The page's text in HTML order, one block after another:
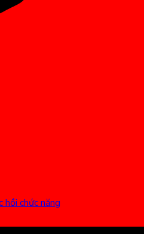
hồi chức năng